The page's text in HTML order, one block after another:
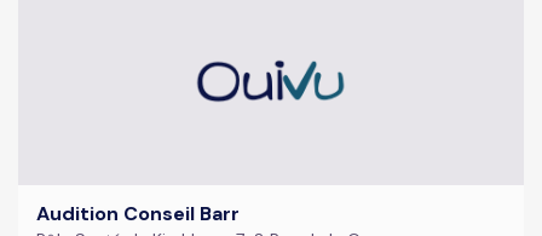
Audition Conseil Barr